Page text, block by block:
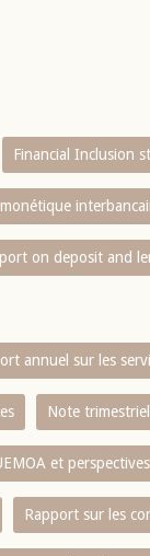
Financial Inclusion
on deposit and
annuel sur les
Note
et perspectives
Rapport sur les